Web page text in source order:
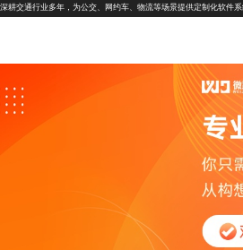
深耕交通行业多年，为公交、网约车、物流等场景提供定制化软件